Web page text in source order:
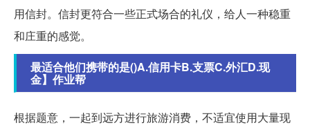
用信封。信封更符合一些正式场合的礼仪，给人一种稳重
和庄重的感觉。
最适合他们携带的是()A.信用卡B.支票C.外汇D.现
金】作业帮
根据题意，一起到远方进行旅游消费，不适宜使用大量现